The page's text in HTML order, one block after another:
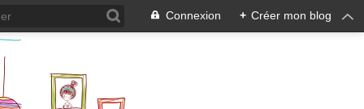
Connexion + Créer mon blog